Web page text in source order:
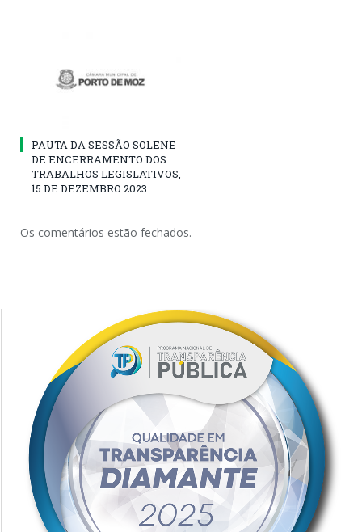
PAUTA DA SESSÃO SOLENE
DE ENCERRAMENTO DOS
TRABALHOS LEGISLATIVOS,
15 DE DEZEMBRO 2023
Os comentários estão fechados.